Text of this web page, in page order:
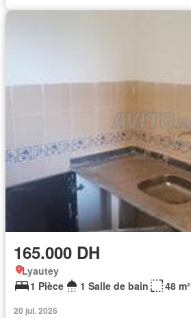
165.000 DH
Lyautey
1 Pièce
1 Salle de bain 48 m²
20 jui. 2026